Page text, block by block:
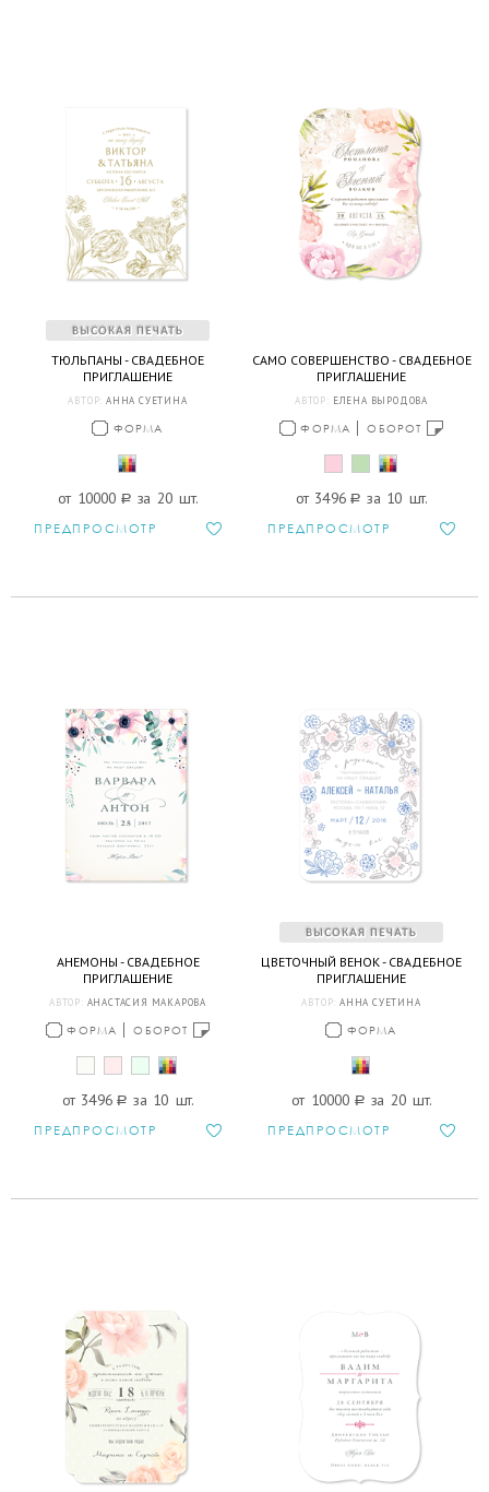
ТЮЛЬПАНЫ - СВАДЕБНОЕ
ПРИГЛАШЕНИЕ
АВТОР: АННА СУЕТИНА
ФОРМА
от 10000 aза 20 шт.
ПРЕДПРОСМОТР
САМО СОВЕРШЕНСТВО - СВАДЕБНОЕ
ПРИГЛАШЕНИЕ
АВТОР: ЕЛЕНА ВЫРОДОВА
ФОРМА ОБОРОТ
от 3496 a за 10 шт.
ПРЕДПРОСМОТР
АНЕМОНЫ - СВАДЕБНОЕ
ПРИГЛАШЕНИЕ
АВТОР: АНАСТАСИЯ МАКАРОВА
ФОРМА ОБОРОТ
от 3496 a за 10 шт.
ПРЕДПРОСМОТР
ЦВЕТОЧНЫЙ ВЕНОК - СВАДЕБНОЕ
ПРИГЛАШЕНИЕ
АВТОР: АННА СУЕТИНА
ФОРМА
от 10000 aза 20 шт.
ПРЕДПРОСМОТР